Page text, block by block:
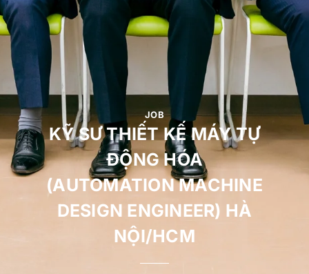
JOB
KỸ SƯ THIẾT KẾ MÁY TỰ
ĐỘNG HÓA
(AUTOMATION MACHINE
DESIGN ENGINEER) HÀ
NỘI/HCM